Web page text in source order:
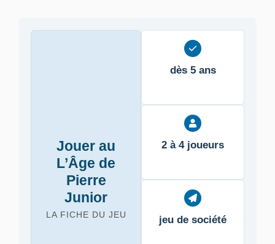
Jouer au
L’Âge de
Pierre
Junior
LA FICHE DU JEU
dès 5 ans
2 à 4 joueurs
jeu de société